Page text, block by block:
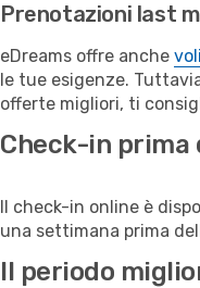
Prenotazioni last
eDreams offre anche
le tue esigenze.
offerte migliori, ti
Check-in prima
Il check-in online è
una settimana prima
Il periodo